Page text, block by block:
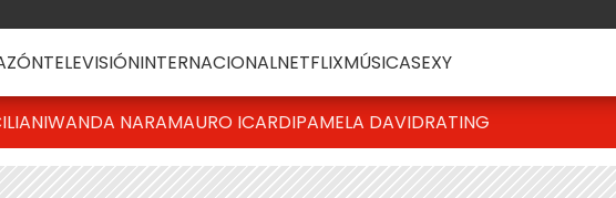
TELEVISIÓNINTERNACIONALNETFLIXMÚSICASEXY
WANDA NARAMAURO ICARDIPAMELA DAVIDRATING